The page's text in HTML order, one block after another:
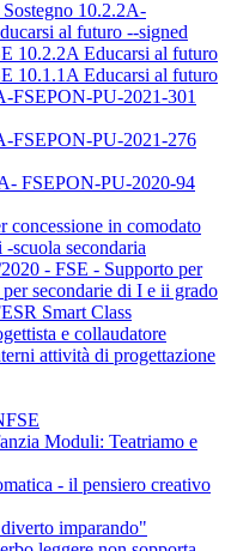
10.2.2A-
al futuro --signed
10.2.2A Educarsi al futuro
10.1.1A Educarsi al futuro
FSEPON-PU-2021-301
FSEPON-PU-2021-276
FSEPON-PU-2020-94
concessione in comodato
scuola secondaria
- FSE - Supporto per
secondarie di I e ii grado
Smart Class
e collaudatore
attività di progettazione
Moduli: Teatriamo e
- il pensiero creativo
imparando"